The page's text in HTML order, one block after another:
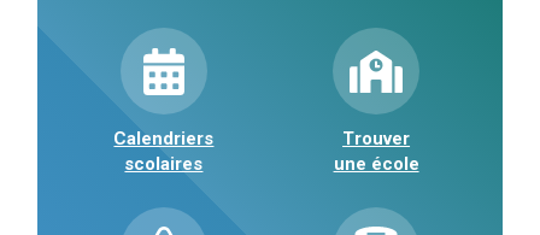
Calendriers
scolaires
Trouver
une école